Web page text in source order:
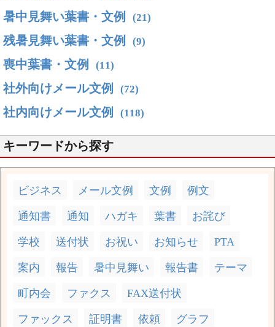
暑中見舞い葉書・文例 (21)
残暑見舞い葉書・文例 (9)
喪中葉書・文例 (11)
社外向けメール文例 (72)
社内向けメール文例 (118)
キーワードから探す
ビジネス メール文例 文例 例文
通知書 通知 ハガキ 葉書 お詫び
学校 送付状 お祝い お知らせ PTA
案内 報告 暑中見舞い 報告書 テーマ
町内会 ファクス FAX送付状
ファックス 証明書 依頼 グラフ